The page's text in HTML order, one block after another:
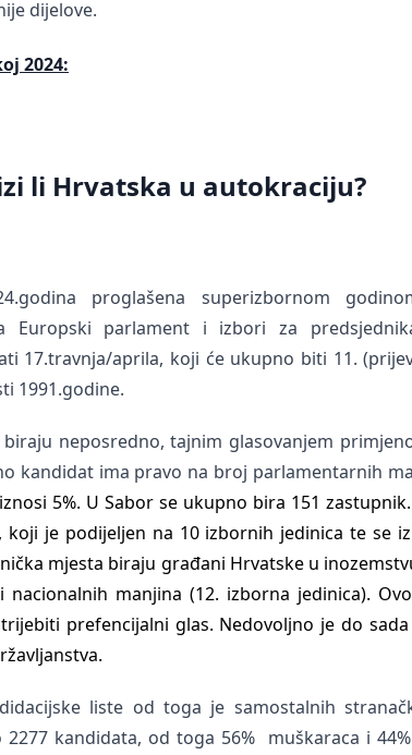
dijelove.
2024:
li Hrvatska u autokraciju?
proglašena superizbornom
Europski parlament i izbori za
17.travnja/aprila, koji će ukupno biti 11.
1991.godine.
neposredno, tajnim glasovanjem
kandidat ima pravo na broj parlamentarnih
5%. U Sabor se ukupno bira 151
je podijeljen na 10 izbornih jedinica te se
mjesta biraju građani Hrvatske u
manjina (12. izborna jedinica).
prefencijalni glas. Nedovoljno je do
liste od toga je samostalnih
kandidata, od toga 56% muškaraca i